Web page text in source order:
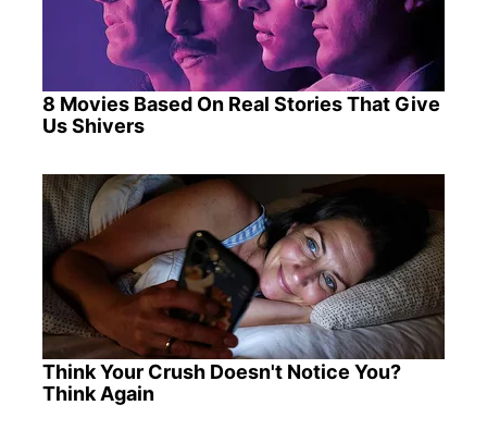
8 Movies Based On Real Stories That Give
Us Shivers
Think Your Crush Doesn't Notice You?
Think Again